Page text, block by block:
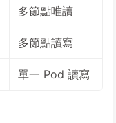
多節點唯讀
多節點讀寫
單一 Pod 讀寫